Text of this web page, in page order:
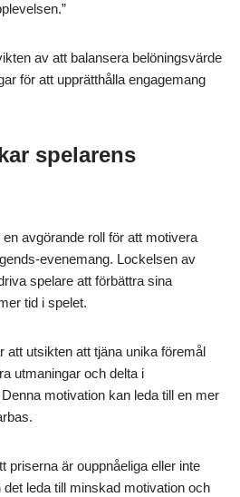
av att balansera belöningsvärde
för att upprätthålla engagemang
spelarens
avgörande roll för att motivera
evenemang. Lockelsen av
spelare att förbättra sina
tid i spelet.
att utsikten att tjäna unika föremål
utmaningar och delta i
motivation kan leda till en mer
priserna är ouppnåeliga eller inte
leda till minskad motivation och